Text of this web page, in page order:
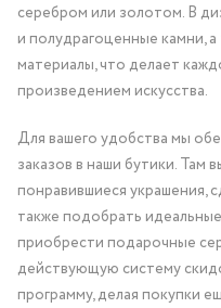
серебром или золотом. В
и полудрагоценные камни,
материалы, что делает
произведением искусства.
Для вашего удобства мы
заказов в наши бутики. Там
понравившиеся украшения,
также подобрать
приобрести подарочные
действующую систему
программу, делая покупки